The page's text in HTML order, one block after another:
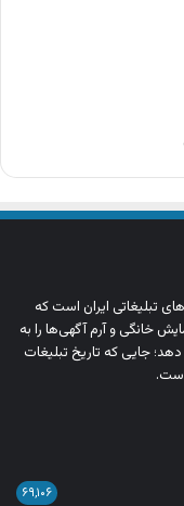
تبلیغاتی ایران است که
خانگی و آرم‌ آگهی‌ها را به‌
جایی که تاریخ تبلیغات
۶۹,۱۰۶